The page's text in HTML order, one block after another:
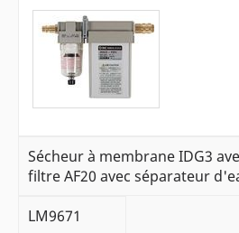
Sécheur à membrane IDG3
filtre AF20 avec séparateur
LM9671